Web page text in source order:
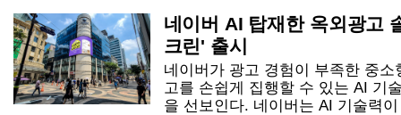
네이버 AI 탑재한 옥외광고
크린' 출시
네이버가 광고 경험이 부족한 중
고를 손쉽게 집행할 수 있는 AI 기
을 선보인다. 네이버는 AI 기술력